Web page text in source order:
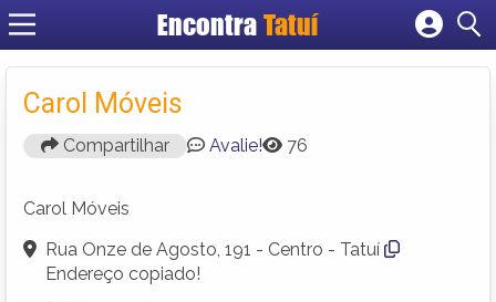
Encontra Tatuí
Cadastrar empresa
Carol Móveis
Compartilhar Avalie! 76
Carol Móveis
Rua Onze de Agosto, 191 - Centro - Tatuí
Endereço copiado!